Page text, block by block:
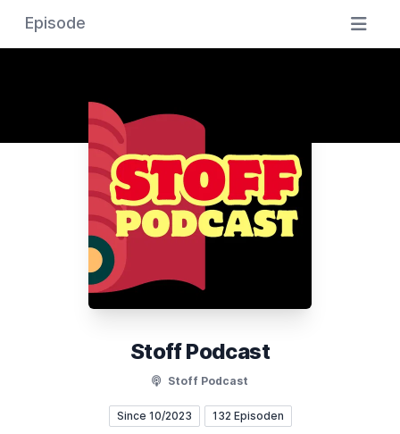
Episode
Stoff Podcast
Stoff Podcast
Since 10/2023 132 Episoden